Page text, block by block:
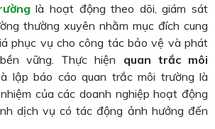
là hoạt động theo dõi, giám sát
thường xuyên nhằm mục đích cung
phục vụ cho công tác bảo vệ và phát
vững. Thực hiện quan trắc môi
lập báo cáo quan trắc môi trường là
của các doanh nghiệp hoạt động
dịch vụ có tác động ảnh hưởng đến